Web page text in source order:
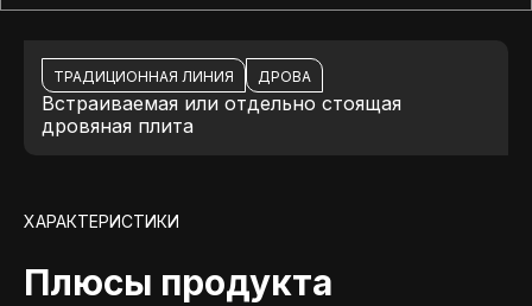
ТРАДИЦИОННАЯ ЛИНИЯ ДРОВА
Встраиваемая или отдельно стоящая
дровяная плита
ХАРАКТЕРИСТИКИ
Плюсы продукта